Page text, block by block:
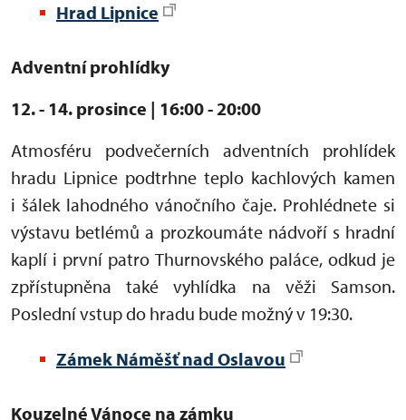
Hrad Lipnice
Adventní prohlídky
12. - 14. prosince | 16:00 - 20:00
Atmosféru podvečerních adventních prohlídek
hradu Lipnice podtrhne teplo kachlových kamen
i šálek lahodného vánočního čaje. Prohlédnete si
výstavu betlémů a prozkoumáte nádvoří s hradní
kaplí i první patro Thurnovského paláce, odkud je
zpřístupněna také vyhlídka na věži Samson.
Poslední vstup do hradu bude možný v 19:30.
Zámek Náměšť nad Oslavou
Kouzelné Vánoce na zámku